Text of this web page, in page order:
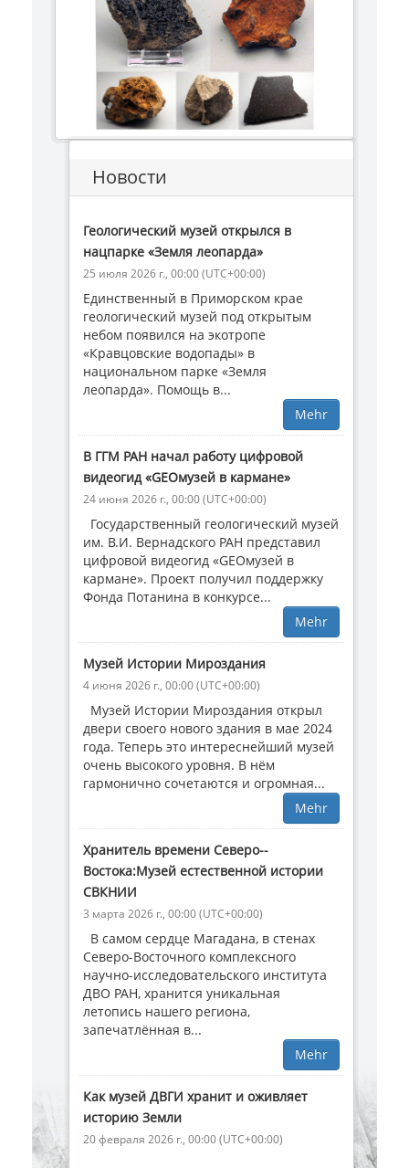
Новости
Геологический музей открылся в
нацпарке «Земля леопарда»
25 июля 2026 г., 00:00 (UTC+00:00)
Единственный в Приморском крае
геологический музей под открытым
небом появился на экотропе
«Кравцовские водопады» в
национальном парке «Земля
леопарда». Помощь в...
Mehr
В ГГМ РАН начал работу цифровой
видеогид «GEOмузей в кармане»
24 июня 2026 г., 00:00 (UTC+00:00)
Государственный геологический музей
им. В.И. Вернадского РАН представил
цифровой видеогид «GEOмузей в
кармане». Проект получил поддержку
Фонда Потанина в конкурсе...
Mehr
Музей Истории Мироздания
4 июня 2026 г., 00:00 (UTC+00:00)
Музей Истории Мироздания открыл
двери своего нового здания в мае 2024
года. Теперь это интереснейший музей
очень высокого уровня. В нём
гармонично сочетаются и огромная...
Mehr
Хранитель времени Северо-­
Востока:Музей естественной истории
СВКНИИ
3 марта 2026 г., 00:00 (UTC+00:00)
В самом сердце Магадана, в стенах
Северо-Восточного комплексного
научно-исследовательского института
ДВО РАН, хранится уникальная
летопись нашего региона,
запечатлённая в...
Mehr
Как музей ДВГИ хранит и оживляет
историю Земли
20 февраля 2026 г., 00:00 (UTC+00:00)